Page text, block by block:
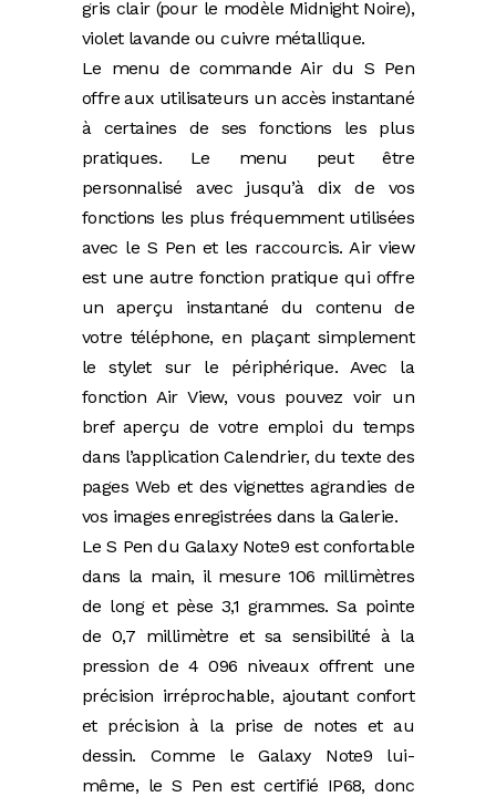
gris clair (pour le modèle Midnight Noire),
violet lavande ou cuivre métallique.
Le menu de commande Air du S Pen
offre aux utilisateurs un accès instantané
à certaines de ses fonctions les plus
pratiques. Le menu peut être
personnalisé avec jusqu’à dix de vos
fonctions les plus fréquemment utilisées
avec le S Pen et les raccourcis. Air view
est une autre fonction pratique qui offre
un aperçu instantané du contenu de
votre téléphone, en plaçant simplement
le stylet sur le périphérique. Avec la
fonction Air View, vous pouvez voir un
bref aperçu de votre emploi du temps
dans l’application Calendrier, du texte des
pages Web et des vignettes agrandies de
vos images enregistrées dans la Galerie.
Le S Pen du Galaxy Note9 est confortable
dans la main, il mesure 106 millimètres
de long et pèse 3,1 grammes. Sa pointe
de 0,7 millimètre et sa sensibilité à la
pression de 4 096 niveaux offrent une
précision irréprochable, ajoutant confort
et précision à la prise de notes et au
dessin. Comme le Galaxy Note9 lui-
même, le S Pen est certifié IP68, donc